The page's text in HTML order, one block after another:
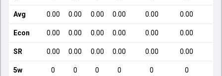
Avg 0.00 0.00 0.00 0.00 0.00 0.00
Econ 0.00 0.00 0.00 0.00 0.00 0.00
SR 0.00 0.00 0.00 0.00 0.00 0.00
5w 0 0 0 0 0 0